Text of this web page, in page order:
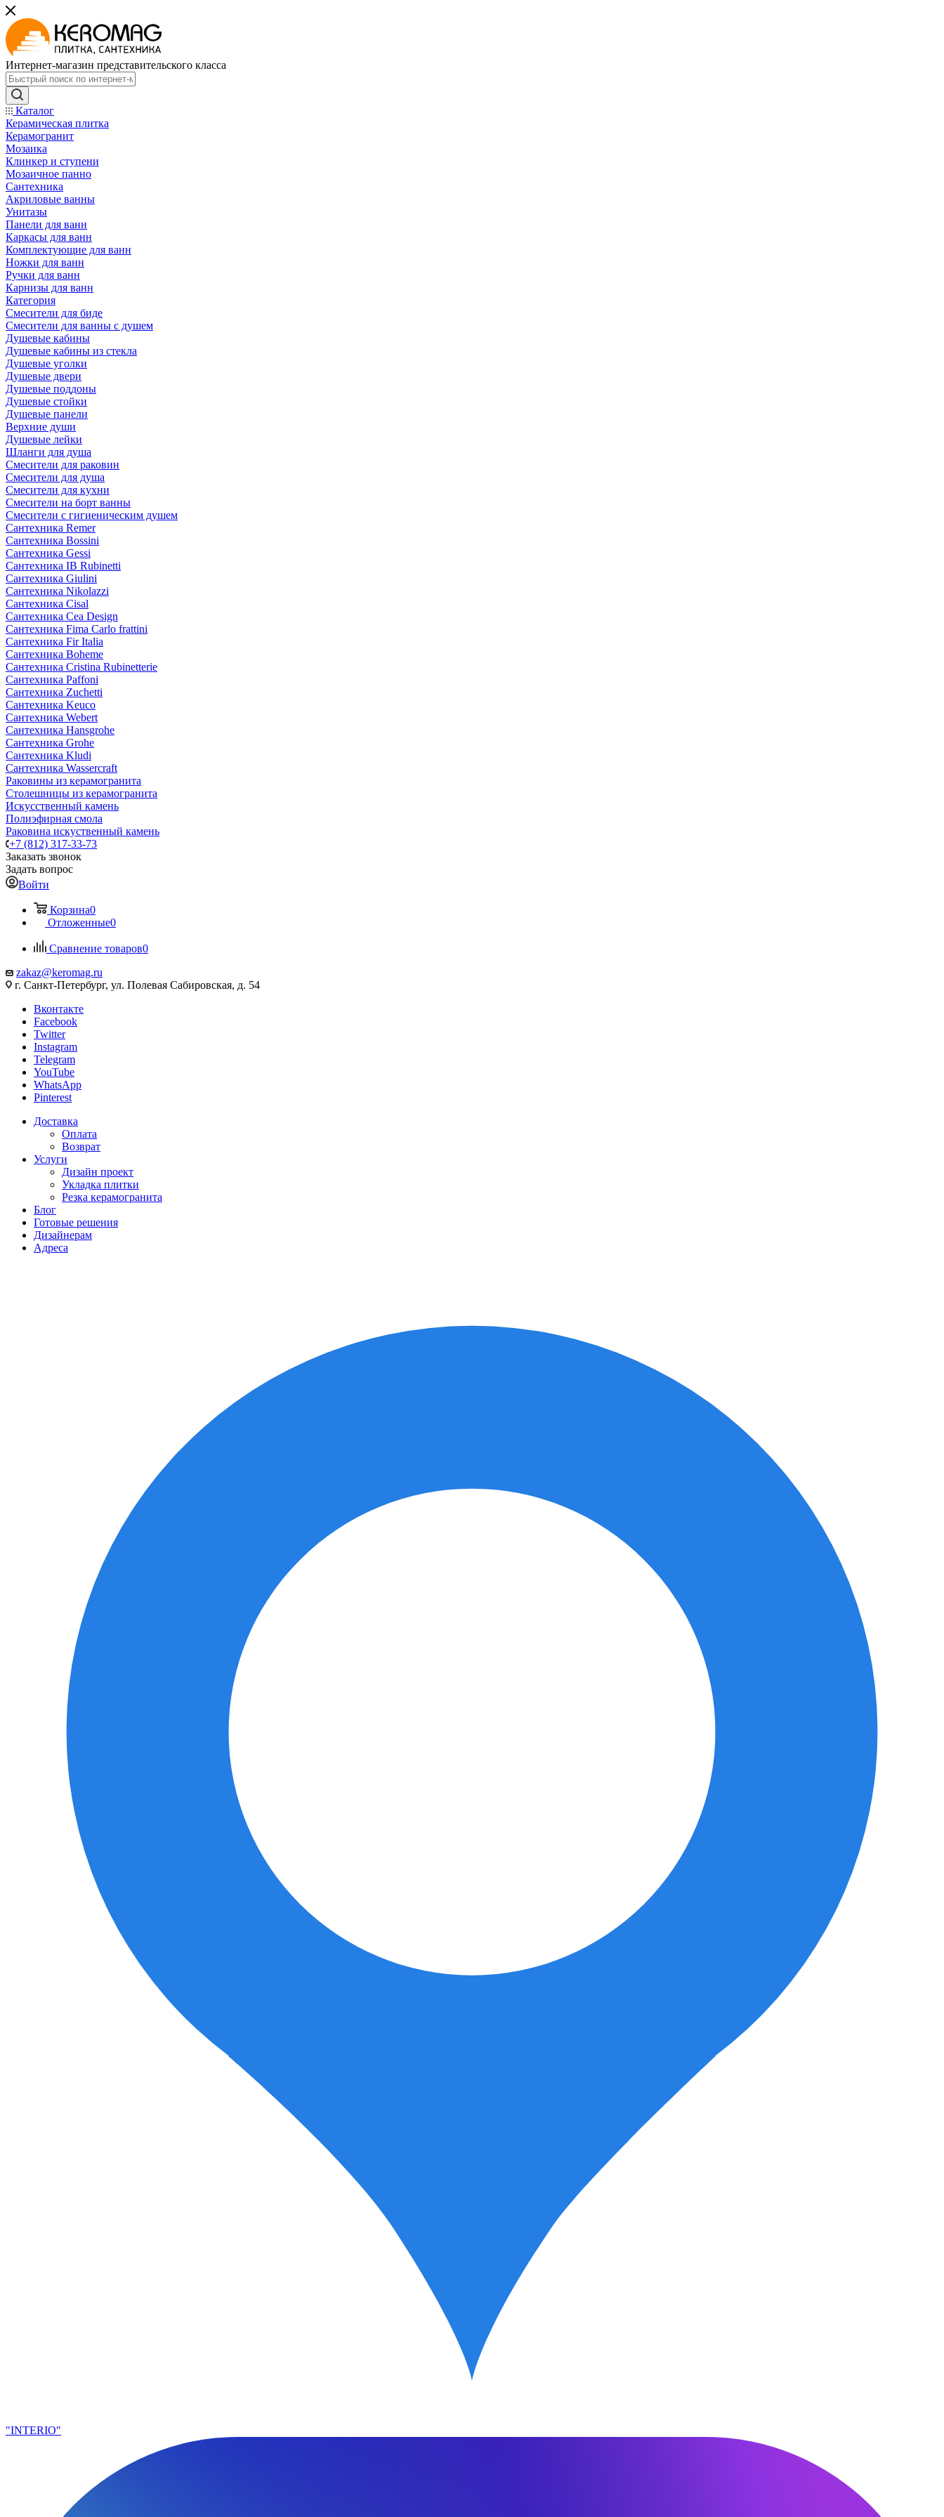
Интернет-магазин представительского класса
Каталог
Керамическая плитка
Керамогранит
Мозаика
Клинкер и ступени
Мозаичное панно
Сантехника
Акриловые ванны
Унитазы
Панели для ванн
Каркасы для ванн
Комплектующие для ванн
Ножки для ванн
Ручки для ванн
Карнизы для ванн
Категория
Смесители для биде
Смесители для ванны с душем
Душевые кабины
Душевые кабины из стекла
Душевые уголки
Душевые двери
Душевые поддоны
Душевые стойки
Душевые панели
Верхние души
Душевые лейки
Шланги для душа
Смесители для раковин
Смесители для душа
Смесители для кухни
Смесители на борт ванны
Смесители с гигиеническим душем
Сантехника Remer
Сантехника Bossini
Сантехника Gessi
Сантехника IB Rubinetti
Сантехника Giulini
Сантехника Nikolazzi
Сантехника Cisal
Сантехника Cea Design
Сантехника Fima Carlo frattini
Сантехника Fir Italia
Сантехника Boheme
Сантехника Cristina Rubinetterie
Сантехника Paffoni
Сантехника Zuchetti
Сантехника Keuco
Сантехника Webert
Сантехника Hansgrohe
Сантехника Grohe
Сантехника Kludi
Сантехника Wassercraft
Раковины из керамогранита
Столешницы из керамогранита
Искусственный камень
Полиэфирная смола
Раковина искуственный камень
+7 (812) 317-33-73
Заказать звонок
Задать вопрос
Войти
Корзина0
Отложенные0
Сравнение товаров0
zakaz@keromag.ru
г. Санкт-Петербург, ул. Полевая Сабировская, д. 54
Вконтакте
Facebook
Twitter
Instagram
Telegram
YouTube
WhatsApp
Pinterest
Доставка
Оплата
Возврат
Услуги
Дизайн проект
Укладка плитки
Резка керамогранита
Блог
Готовые решения
Дизайнерам
Адреса
"INTERIO"